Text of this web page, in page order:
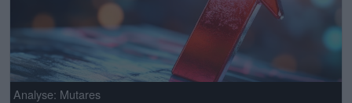
Analyse: Mutares